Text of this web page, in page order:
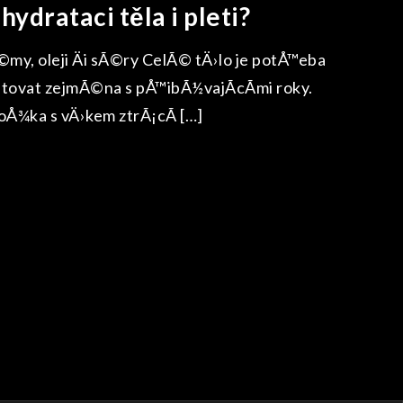
hydrataci těla i pleti?
oleji Äi sÃ©ry CelÃ© tÄ›lo je potÅ™eba
zejmÃ©na s pÅ™ibÃ½vajÃ­cÃ­mi roky.
s vÄ›kem ztrÃ¡cÃ­ […]